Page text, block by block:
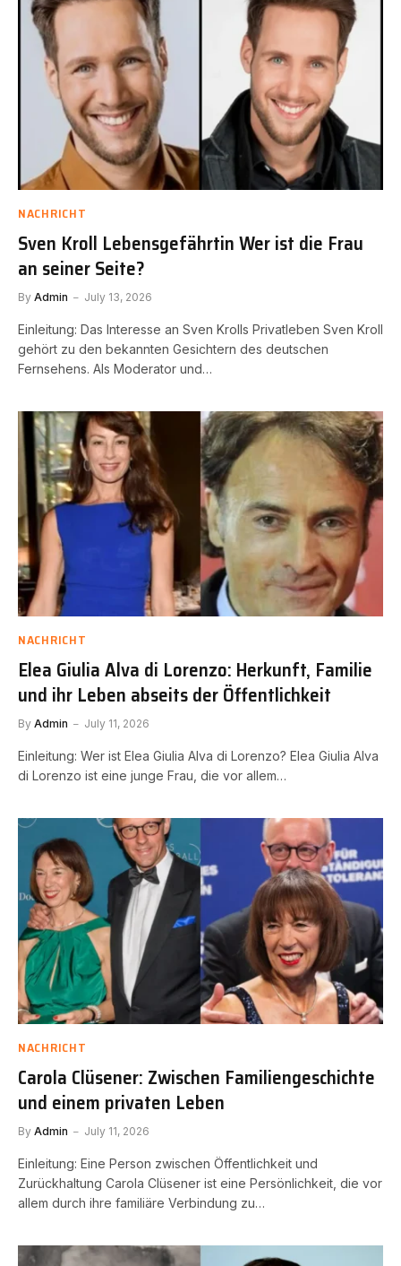
NACHRICHT
Sven Kroll Lebensgefährtin Wer ist die Frau
an seiner Seite?
By Admin July 13, 2026
Einleitung: Das Interesse an Sven Krolls Privatleben Sven Kroll
gehört zu den bekannten Gesichtern des deutschen
Fernsehens. Als Moderator und…
NACHRICHT
Elea Giulia Alva di Lorenzo: Herkunft, Familie
und ihr Leben abseits der Öffentlichkeit
By Admin July 11, 2026
Einleitung: Wer ist Elea Giulia Alva di Lorenzo? Elea Giulia Alva
di Lorenzo ist eine junge Frau, die vor allem…
NACHRICHT
Carola Clüsener: Zwischen Familiengeschichte
und einem privaten Leben
By Admin July 11, 2026
Einleitung: Eine Person zwischen Öffentlichkeit und
Zurückhaltung Carola Clüsener ist eine Persönlichkeit, die vor
allem durch ihre familiäre Verbindung zu…